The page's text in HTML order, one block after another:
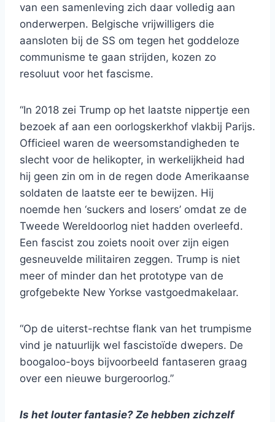
van een samenleving zich daar volledig aan
onderwerpen. Belgische vrijwilligers die
aansloten bij de SS om tegen het goddeloze
communisme te gaan strijden, kozen zo
resoluut voor het fascisme.
“In 2018 zei Trump op het laatste nippertje een
bezoek af aan een oorlogskerkhof vlakbij Parijs.
Officieel waren de weersomstandigheden te
slecht voor de helikopter, in werkelijkheid had
hij geen zin om in de regen dode Amerikaanse
soldaten de laatste eer te bewijzen. Hij
noemde hen ‘suckers and losers’ omdat ze de
Tweede Wereldoorlog niet hadden overleefd.
Een fascist zou zoiets nooit over zijn eigen
gesneuvelde militairen zeggen. Trump is niet
meer of minder dan het prototype van de
grofgebekte New Yorkse vastgoedmakelaar.
“Op de uiterst-rechtse flank van het trumpisme
vind je natuurlijk wel fascistoïde dwepers. De
boogaloo-boys bijvoorbeeld fantaseren graag
over een nieuwe burgeroorlog.”
Is het louter fantasie? Ze hebben zichzelf